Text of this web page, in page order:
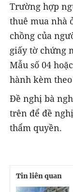
Trường hợp
thuê mua nhà
chồng của
giấy tờ chứng
Mẫu số 04
hành kèm
Đề nghị bà
trên để đề
thẩm quyền.
Tin liên quan